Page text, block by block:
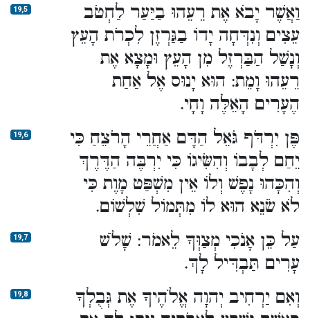
19,5
וַאֲשֶׁר יָבֹא אֶת רֵעֵהוּ בַיַּעַר לַחְטֹב
עֵצִים וְנִדְּחָה יָדוֹ בַגַּרְזֶן לִכְרֹת הָעֵץ
וְנָשַׁל הַבַּרְזֶל מִן הָעֵץ וּמָצָא אֶת
רֵעֵהוּ וָמֵת: הוּא יָנוּס אֶל אַחַת
הֶעָרִים הָאֵלֶּה וָחָי.
19,6
פֶּן יִרְדֹּף גֹּאֵל הַדָּם אַחֲרֵי הָרֹצֵחַ כִּי
יֵחַם לְבָבוֹ וְהִשִּׂיגוֹ כִּי יִרְבֶּה הַדֶּרֶךְ
וְהִכָּהוּ נָפֶשׁ וְלוֹ אֵין מִשְׁפַּט מָוֶת כִּי
לֹא שֹׂנֵא הוּא לוֹ מִתְּמוֹל שִׁלְשׁוֹם.
19,7
עַל כֵּן אָנֹכִי מְצַוְּךָ לֵאמֹר: שָׁלֹשׁ
עָרִים תַּבְדִּיל לָךְ.
19,8
וְאִם יַרְחִיב יְהוָה אֱלֹהֶיךָ אֶת גְּבֻלְךָ